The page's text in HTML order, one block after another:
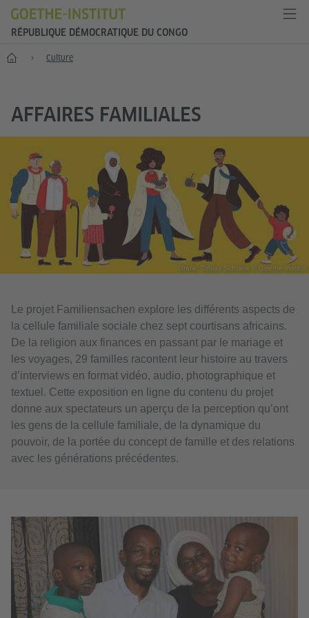
RÉPUBLIQUE DÉMOCRATIQUE DU CONGO
Accueil Culture
AFFAIRES FAMILIALES
Grafik: Tobias Schrank © Goethe-Institut
Le projet Familiensachen explore les différents aspects de
la cellule familiale sociale chez sept courtisans africains.
De la religion aux finances en passant par le mariage et
les voyages, 29 familles racontent leur histoire au travers
d’interviews en format vidéo, audio, photographique et
textuel. Cette exposition en ligne du contenu du projet
donne aux spectateurs un aperçu de la perception qu’ont
les gens de la cellule familiale, de la dynamique du
pouvoir, de la portée du concept de famille et des relations
avec les générations précédentes.